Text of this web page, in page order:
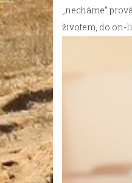
„necháme“
životem, do on-